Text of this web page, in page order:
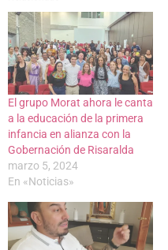
El grupo Morat ahora le canta
a la educación de la primera
infancia en alianza con la
Gobernación de Risaralda
marzo 5, 2024
En «Noticias»